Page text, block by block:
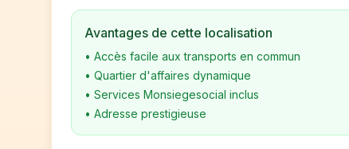
Avantages de cette localisation
• Accès facile aux transports en commun
• Quartier d'affaires dynamique
• Services Monsiegesocial inclus
• Adresse prestigieuse